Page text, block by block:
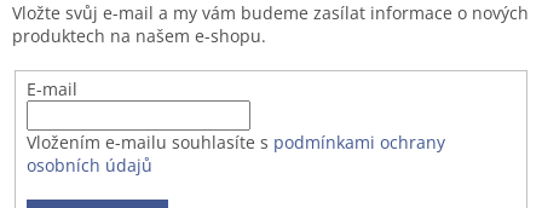
Vložte svůj e-mail a my vám budeme zasílat informace o nových
produktech na našem e-shopu.
E-mail
Vložením e-mailu souhlasíte s podmínkami ochrany
osobních údajů